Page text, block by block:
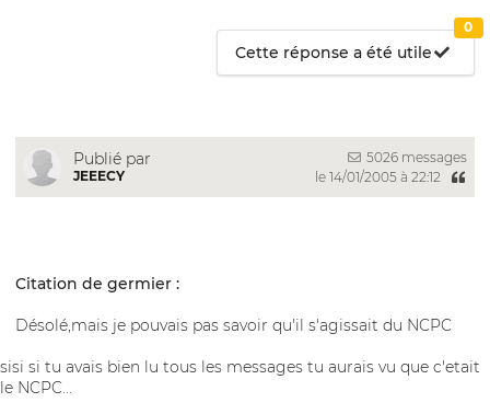
Cette réponse a été utile
0
Publié par
JEEECY
5026 messages
le 14/01/2005 à 22:12
Citation de germier :
Désolé,mais je pouvais pas savoir qu'il s'agissait du NCPC
sisi si tu avais bien lu tous les messages tu aurais vu que c'etait
le NCPC...